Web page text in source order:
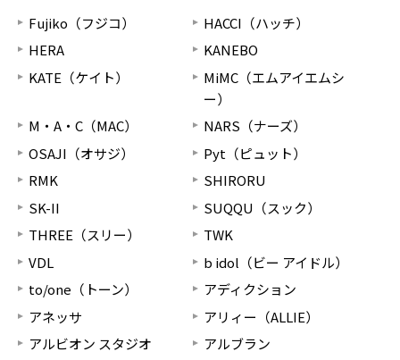
Fujiko（フジコ）
HACCI（ハッチ）
HERA
KANEBO
KATE（ケイト）
MiMC（エムアイエムシ
ー）
M・A・C（MAC）
NARS（ナーズ）
OSAJI（オサジ）
Pyt（ピュット）
RMK
SHIRORU
SK-II
SUQQU（スック）
THREE（スリー）
TWK
VDL
b idol（ビー アイドル）
to/one（トーン）
アディクション
アネッサ
アリィー（ALLIE）
アルビオン スタジオ
アルブラン